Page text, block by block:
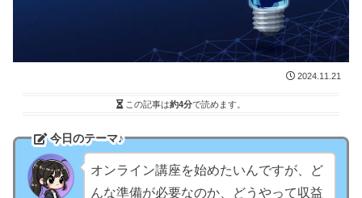
2024.11.21
この記事は約4分で読めます。
今日のテーマ♪
オンライン講座を始めたいんですが、ど
んな準備が必要なのか、どうやって収益